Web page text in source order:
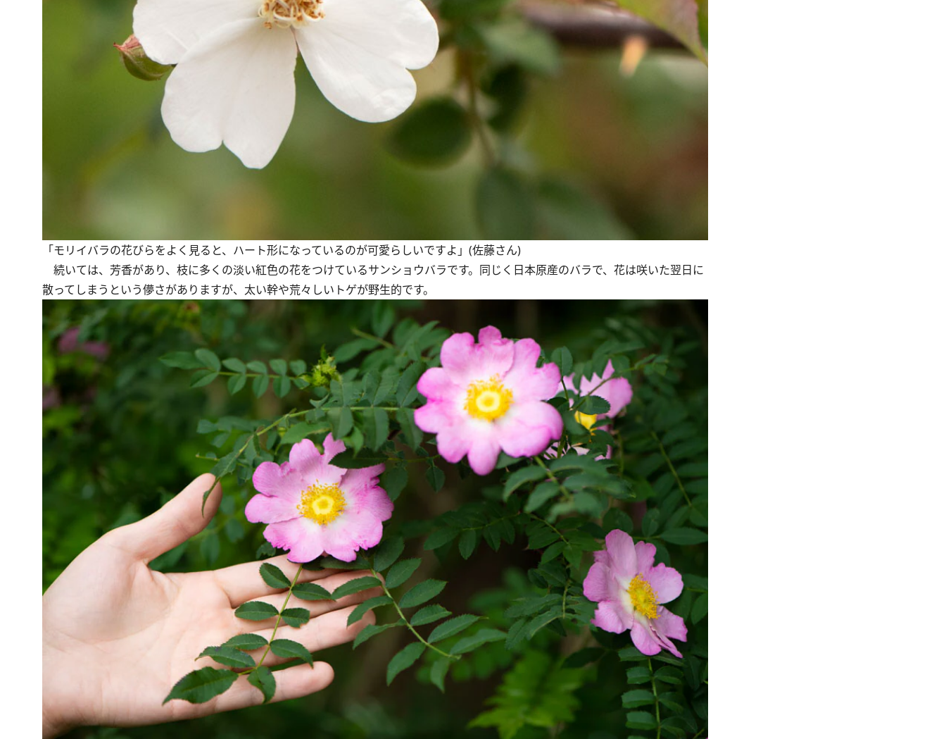
「モリイバラの花びらをよく見ると、ハート形になっているのが可愛らしいですよ」(佐藤さん)
続いては、芳香があり、枝に多くの淡い紅色の花をつけているサンショウバラです。同じく日本原産のバラで、花は咲いた翌日に
散ってしまうという儚さがありますが、太い幹や荒々しいトゲが野生的です。